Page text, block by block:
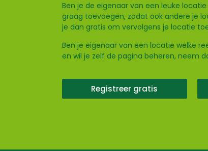
Ben je de eigenaar van een leuke
graag toevoegen, zodat ook andere je
je dan gratis om vervolgens je locatie
Ben je eigenaar van een locatie welke
en wil je zelf de pagina beheren, neem
Registreer gratis